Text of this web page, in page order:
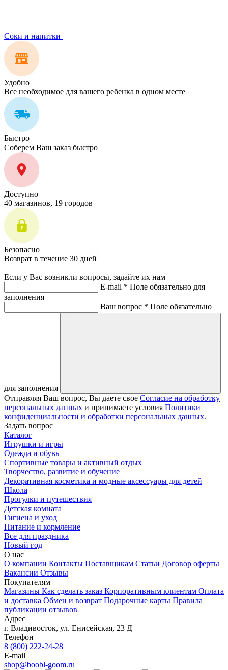
Соки и напитки
Удобно
Все необходимое для вашего ребенка в одном месте
Быстро
Соберем Ваш заказ быстро
Доступно
40 магазинов, 19 городов
Безопасно
Возврат в течение 30 дней
Если у Вас возникли вопросы, задайте их нам
E-mail * Поле обязательно для
заполнения
Ваш вопрос * Поле обязательно
для заполнения
Отправляя Ваш вопрос, Вы даете свое Согласие на обработку
персональных данных и принимаете условия Политики
конфиденциальности и обработки персональных данных.
Задать вопрос
Каталог
Игрушки и игры
Одежда и обувь
Спортивные товары и активный отдых
Творчество, развитие и обучение
Декоративная косметика и модные аксессуары для детей
Школа
Прогулки и путешествия
Детская комната
Гигиена и уход
Питание и кормление
Все для праздника
Новый год
О нас
О компании Контакты Поставщикам Статьи Договор оферты
Вакансии Отзывы
Покупателям
Магазины Как сделать заказ Корпоративным клиентам Оплата
и доставка Обмен и возврат Подарочные карты Правила
публикации отзывов
Адрес
г. Владивосток, ул. Енисейская, 23 Д
Телефон
8 (800) 222-24-28
E-mail
shop@boobl-goom.ru